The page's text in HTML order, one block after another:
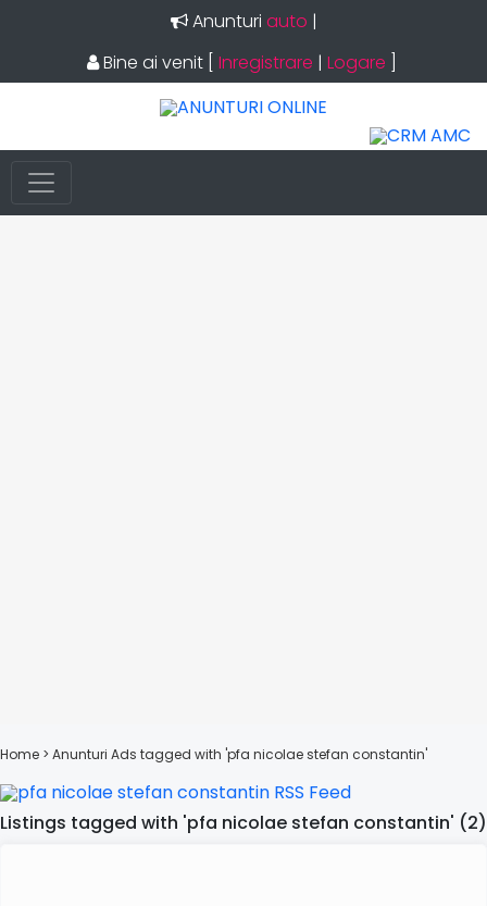
Anunturi auto |
Bine ai venit
Inregistrare | Logare
Home > Anunturi Ads tagged with 'pfa nicolae stefan constantin'
Listings tagged with 'pfa nicolae stefan constantin' (2)